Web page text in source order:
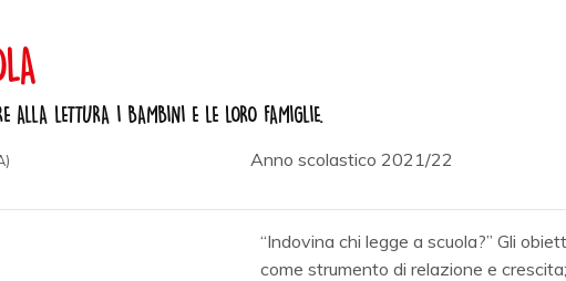
ALLA LETTURA I BAMBINI E LE LORO FAMIGLIE.
Anno scolastico 2021/22
“Indovina chi legge a scuola?” Gli
come strumento di relazione e